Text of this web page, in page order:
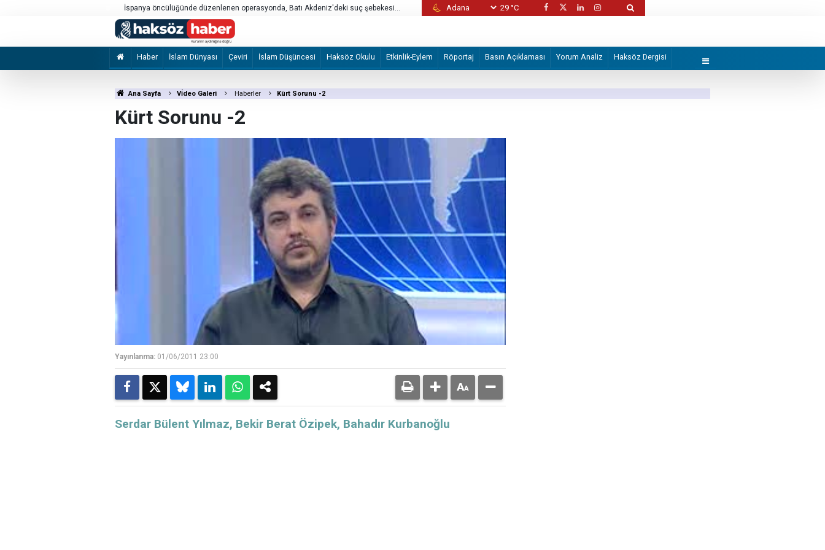
İspanya öncülüğünde düzenlenen operasyonda, Batı Akdeniz'deki suç şebekesi
çökertildi
Üniversite seçiminde pragmatik anlayışın tehlikeleri
29 °C
Haber İslam Dünyası Çeviri İslam Düşüncesi Haksöz Okulu Etkinlik-Eylem Röportaj Basın Açıklaması Yorum Analiz Haksöz Dergisi
Ana Sayfa Vi̇deo Galeri Haberler Kürt Sorunu -2
Kürt Sorunu -2
Yayınlanma: 01/06/2011 23:00
Serdar Bülent Yılmaz, Bekir Berat Özipek, Bahadır Kurbanoğlu